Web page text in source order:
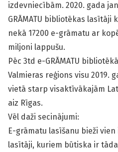
izdevniecībām. 2020. gada
GRĀMATU bibliotēkas lasītāji
nekā 17200 e-grāmatu ar
miljoni lappušu.
Pēc 3td e-GRĀMATU
Valmieras reģions visu 2019.
vietā starp visaktīvākajām
aiz Rīgas.
Vēl daži secinājumi:
E-grāmatu lasīšanu bieži
lasītāji, kuriem būtiska ir